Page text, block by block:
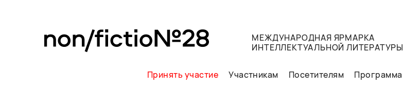
МЕЖДУНАРОДНАЯ ЯРМАРКА
ИНТЕЛЛЕКТУАЛЬНОЙ ЛИТЕРАТУРЫ
Принять участие Участникам Посетителям Программа